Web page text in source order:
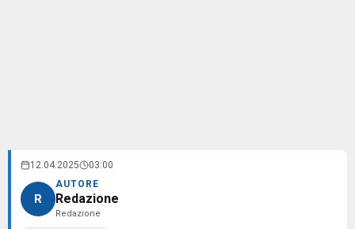
12.04.2025 03:00
R
AUTORE
Redazione
Redazione